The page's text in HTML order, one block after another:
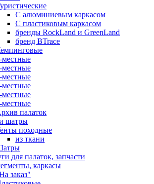
С алюминиевым каркасом
С пластиковым каркасом
бренды RockLand и GreenLand
бренд BTrace
местные
местные
местные
местные
местные
местные
палаток
шатры
походные
из ткани
для палаток, запчасти
каркасы
заказ"